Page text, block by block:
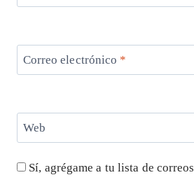
Correo electrónico *
Web
Sí, agrégame a tu lista de correos